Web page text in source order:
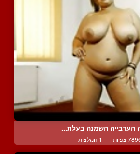
הערבייה השמנה בעלת...
צפיות | 1 המלצות